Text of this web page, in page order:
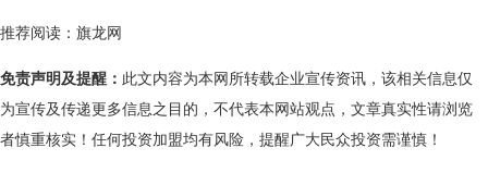
推荐阅读： 旗龙网
免责声明及提醒： 此文内容为本网所转载企业宣传资讯，该相关信息仅
为宣传及传递更多信息之目的，不代表本网站观点，文章真实性请浏览
者慎重核实！任何投资加盟均有风险，提醒广大民众投资需谨慎！